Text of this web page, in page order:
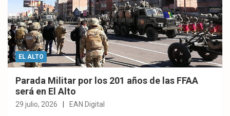
EL ALTO
Parada Militar por los 201 años de las FFAA
será en El Alto
29 julio, 2026 EAN Digital